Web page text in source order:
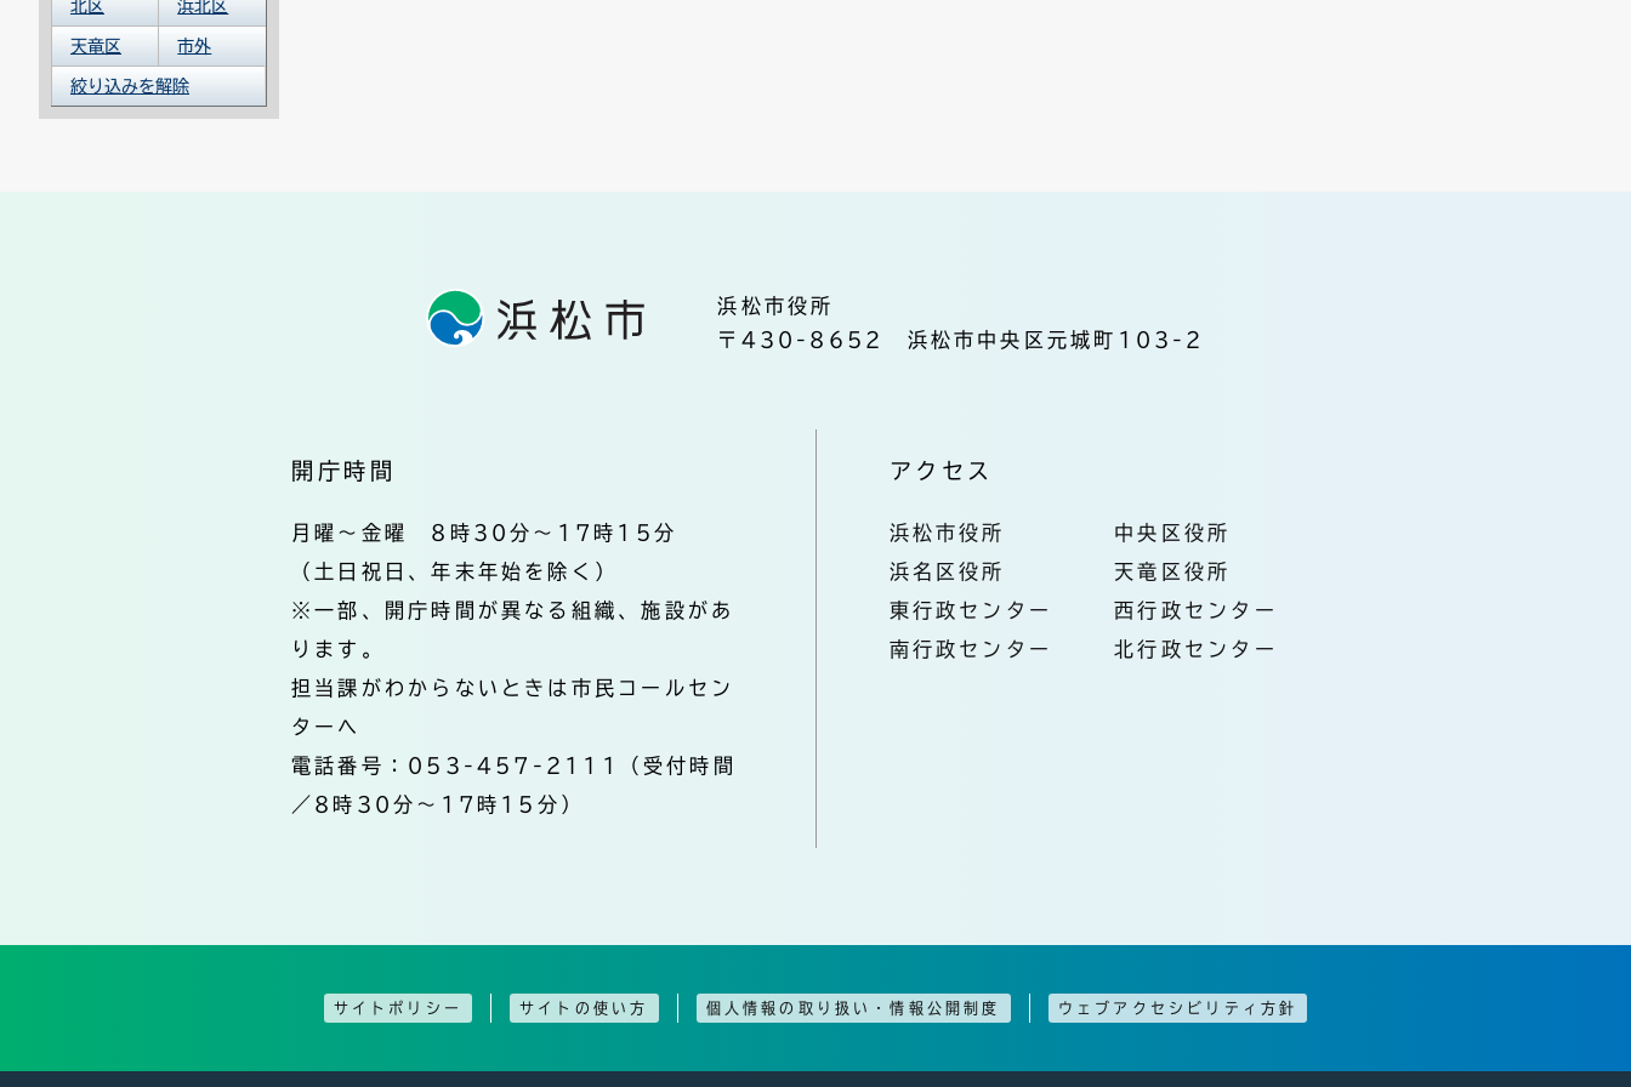
北区 浜北区
天竜区 市外
絞り込みを解除
浜松市役所
〒430-8652 浜松市中央区元城町103-2
開庁時間
月曜～金曜 8時30分～17時15分
（土日祝日、年末年始を除く）
※一部、開庁時間が異なる組織、施設があ
ります。
担当課がわからないときは市民コールセン
ターへ
電話番号：053-457-2111（受付時間
／8時30分～17時15分）
アクセス
浜松市役所
中央区役所
浜名区役所
天竜区役所
東行政センター
西行政センター
南行政センター
北行政センター
サイトポリシー サイトの使い方 個人情報の取り扱い・情報公開制度 ウェブアクセシビリティ方針